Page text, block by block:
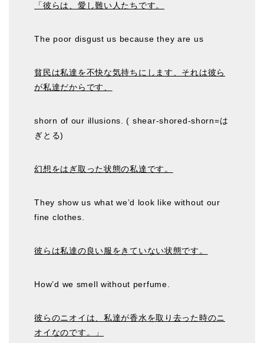
「彼らは、愛し難い人たちです。
The poor disgust us because they are us
貧民は私達を不快な気持ちにします、それは彼ら
が私達だからです、
shorn of our illusions. ( shear-shored-shorn=は
ぎとる)
幻想をはぎ取った状態の私達です。
They show us what we’d look like without our
fine clothes.
彼らは私達の良い服をきていない状態です。
How’d we smell without perfume.
彼らのニオイは、私達が香水を取り去った時のニ
オイなのです。」